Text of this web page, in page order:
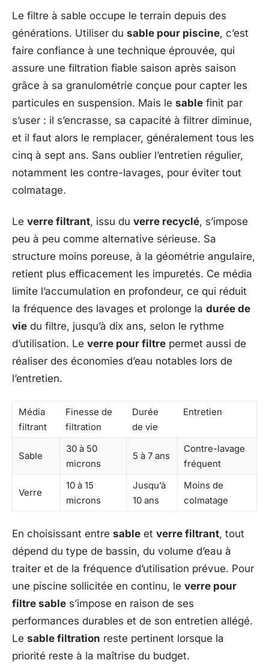
Le filtre à sable occupe le terrain depuis des
générations. Utiliser du sable pour piscine, c’est
faire confiance à une technique éprouvée, qui
assure une filtration fiable saison après saison
grâce à sa granulométrie conçue pour capter les
particules en suspension. Mais le sable finit par
s’user : il s’encrasse, sa capacité à filtrer diminue,
et il faut alors le remplacer, généralement tous les
cinq à sept ans. Sans oublier l’entretien régulier,
notamment les contre-lavages, pour éviter tout
colmatage.
Le verre filtrant, issu du verre recyclé, s’impose
peu à peu comme alternative sérieuse. Sa
structure moins poreuse, à la géométrie angulaire,
retient plus efficacement les impuretés. Ce média
limite l’accumulation en profondeur, ce qui réduit
la fréquence des lavages et prolonge la durée de
vie du filtre, jusqu’à dix ans, selon le rythme
d’utilisation. Le verre pour filtre permet aussi de
réaliser des économies d’eau notables lors de
l’entretien.
Média
filtrant
Finesse de
filtration
Durée
de vie
Entretien
Sable
30 à 50
microns
5 à 7 ans
Contre-lavage
fréquent
Verre
10 à 15
microns
Jusqu’à
10 ans
Moins de
colmatage
En choisissant entre sable et verre filtrant, tout
dépend du type de bassin, du volume d’eau à
traiter et de la fréquence d’utilisation prévue. Pour
une piscine sollicitée en continu, le verre pour
filtre sable s’impose en raison de ses
performances durables et de son entretien allégé.
Le sable filtration reste pertinent lorsque la
priorité reste à la maîtrise du budget.